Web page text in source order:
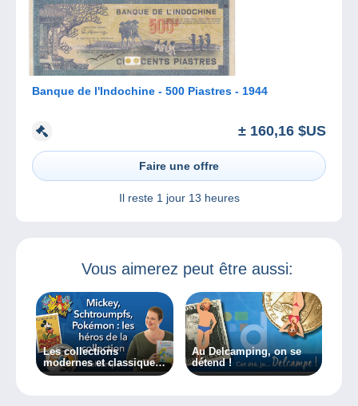
Banque de l'Indochine - 500 Piastres - 1944
± 160,16 $US
Faire une offre
Il reste 1 jour 13 heures
Vous aimerez peut être aussi:
Les collections
modernes et classiques
ne sont pas
Au Delcamping, on se
détend !